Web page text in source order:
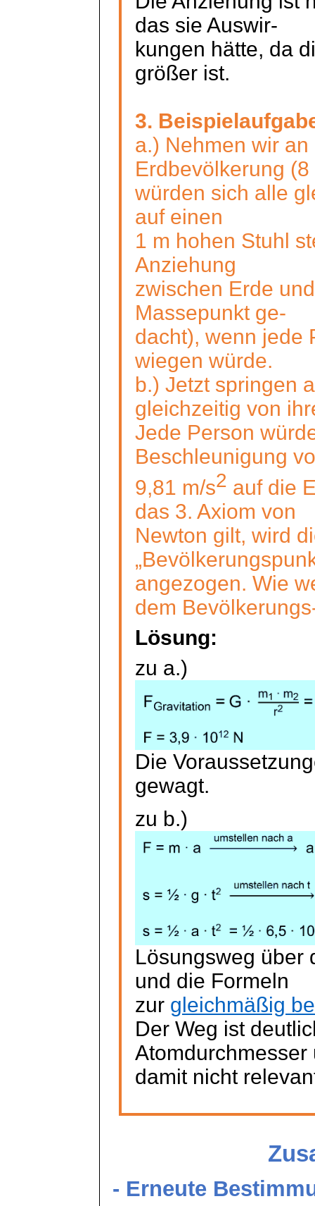
das sie Auswir-
kungen hätte, da
größer ist.
3.
a.) Nehmen wir
Erdbevölkerung
würden sich alle
auf einen
1 m hohen Stuhl
Anziehung
zwischen Erde
Massepunkt ge-
dacht), wenn jede
wiegen würde.
b.) Jetzt springen
gleichzeitig von
Jede Person
Beschleunigung
9,81 m/s2 auf die
das 3. Axiom von
Newton gilt, wird
angezogen. Wie
dem
Lösung:
zu a.)
Die
gewagt.
zu b.)
Lösungsweg über
und die Formeln
zur gleichmäßig
Der Weg ist
Atomdurchmesser
damit nicht
- Erneute